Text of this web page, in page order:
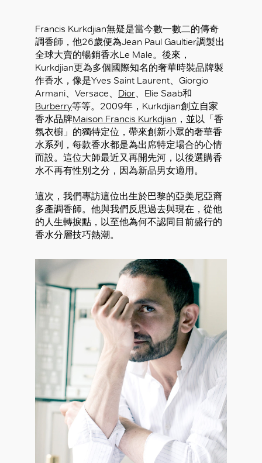
Francis Kurkdjian無疑是當今數一數二的傳奇
調香師，他26歲便為Jean Paul Gaultier調製出
全球大賣的暢銷香水Le Male。後來，
Kurkdjian更為多個國際知名的奢華時裝品牌製
作香水，像是Yves Saint Laurent、Giorgio
Armani、Versace、 Dior、Elie Saab和
Burberry等等。2009年，Kurkdjian創立自家
香水品牌Maison Francis Kurkdjian ，並以「香
氛衣櫥」的獨特定位，帶來創新小眾的奢華香
水系列，每款香水都是為出席特定場合的心情
而設。這位大師最近又再開先河，以後選購香
水不再有性別之分，因為新品男女適用。
這次，我們專訪這位出生於巴黎的亞美尼亞裔
多產調香師。他與我們反思過去與現在，從他
的人生轉捩點，以至他為何不認同目前盛行的
香水分層技巧熱潮。